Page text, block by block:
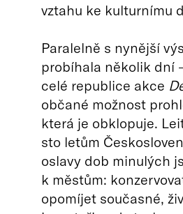
vztahu ke kulturnímu
Paralelně s nynější
probíhala několik dní
celé republice akce
občané možnost
která je obklopuje.
sto letům
oslavy dob minulých
k městům:
opomíjet současné,